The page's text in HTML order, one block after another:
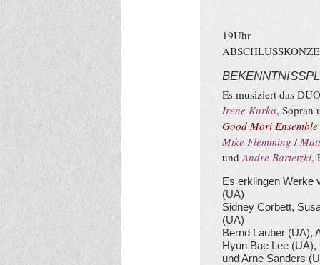
19Uhr
Es musiziert das
Irene Kurka, Sopran
Good Mori Ensemble
Mike Flemming /
undAndre Bartetzki,
Es erklingen Werke
(UA)
Sidney Corbett,
(UA)
Bernd Lauber (UA),
Hyun Bae Lee
und Arne Sanders